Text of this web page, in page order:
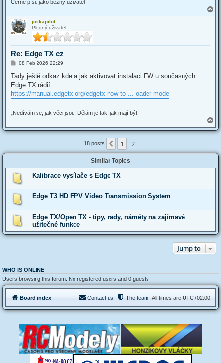
Černě píšu jako běžný uživatel
o
joskapilot
Plodný uživatel
Re: Edge TX cz
P
s
08 Feb 2026 22:29
Tady ještě odkaz kde a jak aktivovat instalaci FW u současných
Edge TX rádií:
https://manual.edgetx.org/edgetx-how-to ... oader-mode
„Nedívám se, jak věci jsou. Dělám je tak, jak mají být.“
o
p
18 posts Previous
1 2
Similar Topics
Kalibrace vysílače s Edge TX
Edge T3 HD FPV Video Transmission System
Edge TX/Open TX - tipy, rady, náměty na zajímavé
užitečné funkce
Jump to
WHO IS ONLINE
Users browsing this forum: No registered users and 0 guests
Board index All times are UTC+02:00
The team
Contact us